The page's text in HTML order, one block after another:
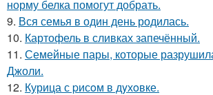
норму белка помогут добрать.
9. Вся семья в один день родилась.
10. Картофель в сливках запечённый.
11. Семейные пары, которые
Джоли.
12. Курица с pисoм в дyхoвке.